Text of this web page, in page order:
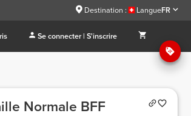
Destination : LangueFR
Se connecter | S'inscrire
Normale BFF